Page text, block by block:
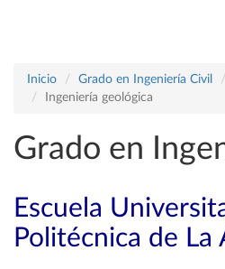
Inicio Grado en Ingeniería Civil
Ingeniería geológica
Grado en
Escuela
Politécnica de La